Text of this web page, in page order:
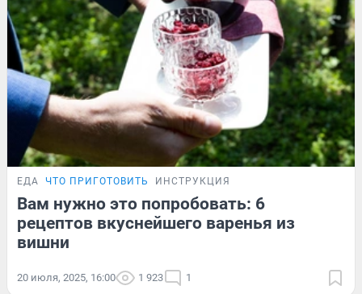
ЕДА ЧТО ПРИГОТОВИТЬ ИНСТРУКЦИЯ
Вам нужно это попробовать: 6
рецептов вкуснейшего варенья из
вишни
20 июля, 2025, 16:00 1 923 1